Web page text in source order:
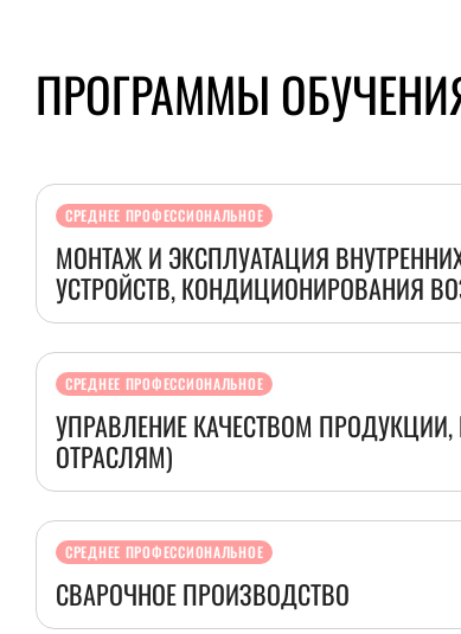
ПРОГРАММЫ
СРЕДНЕЕ ПРОФЕССИОНАЛЬНОЕ
МОНТАЖ И ЭКСПЛУАТАЦИЯ
УСТРОЙСТВ, КОНДИЦИОНИРОВАНИЯ
СРЕДНЕЕ ПРОФЕССИОНАЛЬНОЕ
УПРАВЛЕНИЕ КАЧЕСТВОМ
ОТРАСЛЯМ)
СРЕДНЕЕ ПРОФЕССИОНАЛЬНОЕ
СВАРОЧНОЕ ПРОИЗВОДСТВО